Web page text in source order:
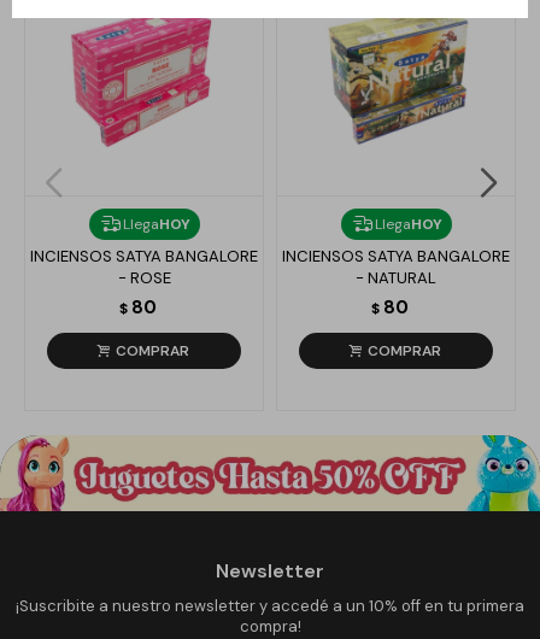
LlegaHOY
INCIENSOS SATYA BANGALORE
- ROSE
$ 80
LlegaHOY
INCIENSOS SATYA BANGALORE
- NATURAL
$ 80
Newsletter
¡Suscribite a nuestro newsletter y accedé a un 10% off en tu primera
compra!